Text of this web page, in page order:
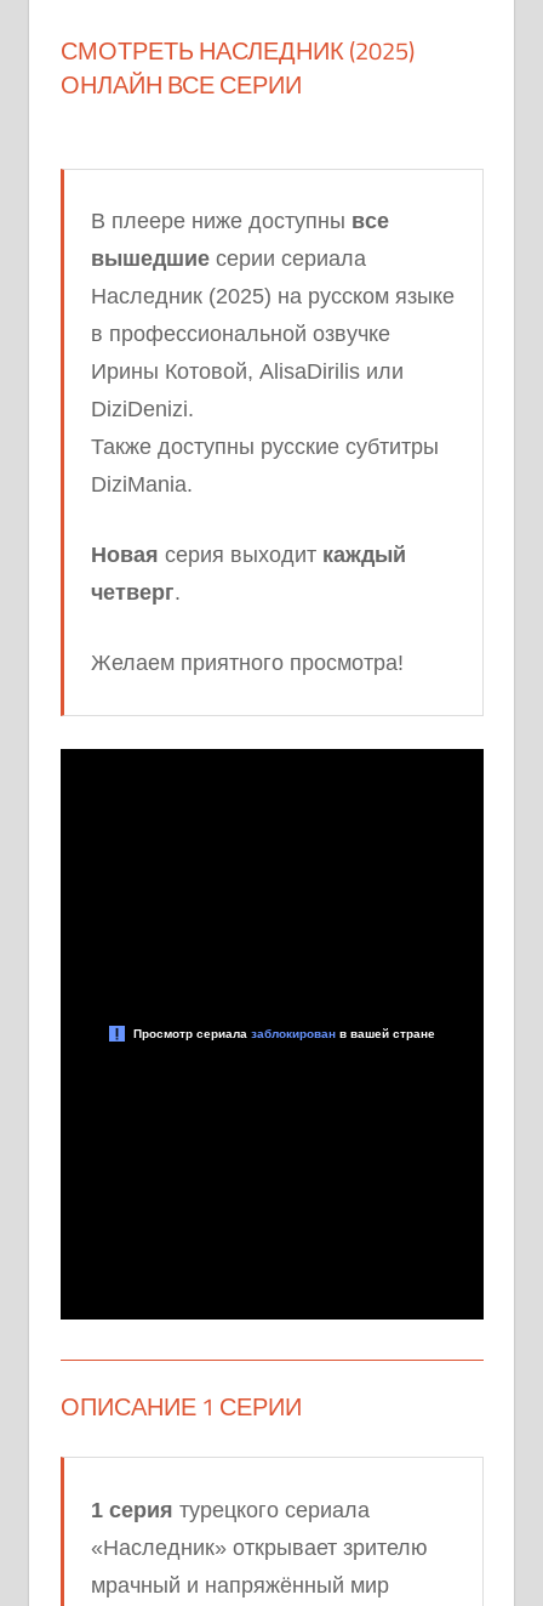
СМОТРЕТЬ НАСЛЕДНИК (2025)
ОНЛАЙН ВСЕ СЕРИИ
В плеере ниже доступны все
вышедшие серии сериала
Наследник (2025) на русском языке
в профессиональной озвучке
Ирины Котовой, AlisaDirilis или
DiziDenizi.
Также доступны русские субтитры
DiziMania.
Новая серия выходит каждый
четверг.
Желаем приятного просмотра!
ОПИСАНИЕ 1 СЕРИИ
1 серия турецкого сериала
«Наследник» открывает зрителю
мрачный и напряжённый мир